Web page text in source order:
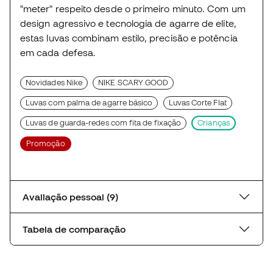
"meter" respeito desde o primeiro minuto. Com um
design agressivo e tecnologia de agarre de elite,
estas luvas combinam estilo, precisão e potência
em cada defesa.
Novidades Nike NIKE SCARY GOOD
Luvas com palma de agarre básico Luvas Corte Flat
Luvas de guarda-redes com fita de fixação Crianças
Promoção
Avaliação pessoal (9)
Tabela de comparação